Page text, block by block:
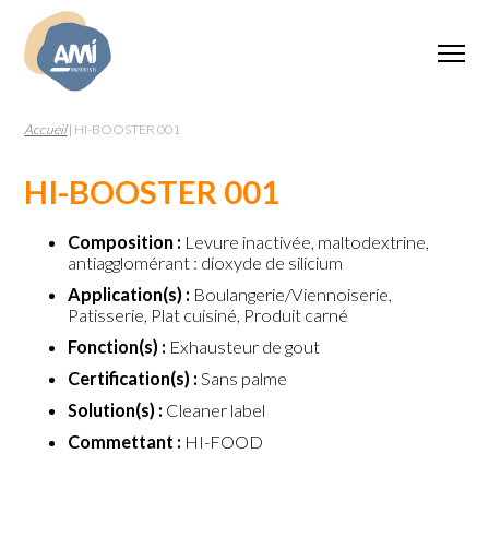
Accueil| HI-BOOSTER 001
HI-BOOSTER 001
Composition : Levure inactivée, maltodextrine,
antiagglomérant : dioxyde de silicium
Application(s) : Boulangerie/Viennoiserie,
Patisserie, Plat cuisiné, Produit carné
Fonction(s) : Exhausteur de gout
Certification(s) : Sans palme
Solution(s) : Cleaner label
Commettant : HI-FOOD